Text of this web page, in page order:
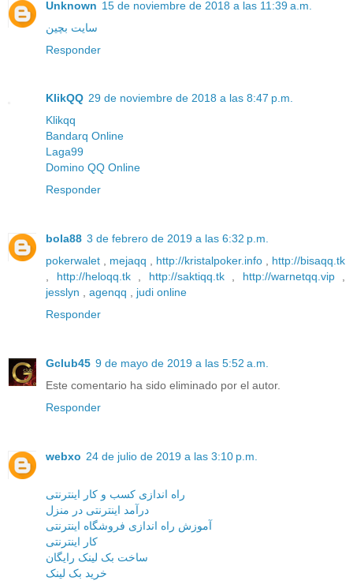
Unknown 15 de noviembre de 2018 a las 11:39 a.m.
سایت بچین
Responder
KlikQQ 29 de noviembre de 2018 a las 8:47 p.m.
Klikqq
Bandarq Online
Laga99
Domino QQ Online
Responder
bola88 3 de febrero de 2019 a las 6:32 p.m.
pokerwalet , mejaqq , http://kristalpoker.info , http://bisaqq.tk
, http://heloqq.tk, http://saktiqq.tk, http://warnetqq.vip,
jesslyn , agenqq , judi online
Responder
Gclub45 9 de mayo de 2019 a las 5:52 a.m.
Este comentario ha sido eliminado por el autor.
Responder
webxo 24 de julio de 2019 a las 3:10 p.m.
راه اندازی کسب و کار اینترنتی
درآمد اینترنتی در منزل
آموزش راه اندازی فروشگاه اینترنتی
کار اینترنتی
ساخت بک لینک رایگان
خرید بک لینک